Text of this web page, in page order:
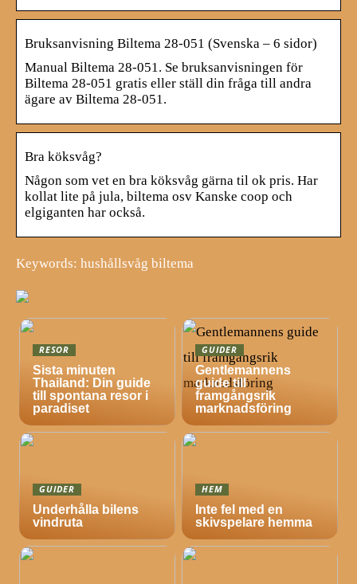
Bruksanvisning Biltema 28-051 (Svenska – 6 sidor)
Manual Biltema 28-051. Se bruksanvisningen för
Biltema 28-051 gratis eller ställ din fråga till andra
ägare av Biltema 28-051.
Bra köksvåg?
Någon som vet en bra köksvåg gärna til ok pris. Har
kollat lite på jula, biltema osv Kanske coop och
elgiganten har också.
Keywords: hushållsvåg biltema
RESOR
Sista minuten
Thailand: Din guide
till spontana resor i
paradiset
GUIDER
Gentlemannens
guide till
framgångsrik
marknadsföring
GUIDER
Underhålla bilens
vindruta
HEM
Inte fel med en
skivspelare hemma